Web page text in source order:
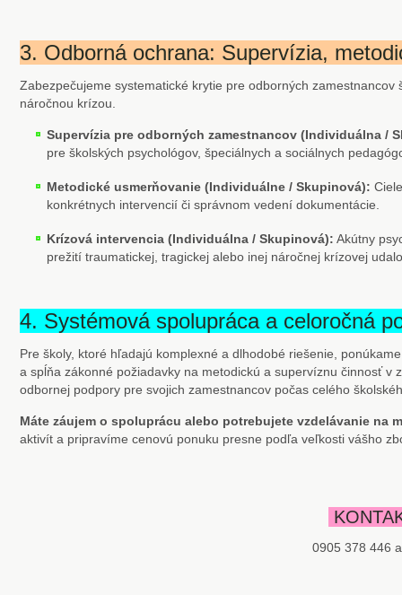
3. Odborná ochrana: Supervízia,
Zabezpečujeme systematické krytie pre odborných
náročnou krízou.
Supervízia pre odborných zamestnancov (Individuálna /
pre školských psychológov, špeciálnych a sociálnych
Metodické usmerňovanie (Individuálne / Skupinová):
konkrétnych intervencií či správnom vedení dokumentácie.
Krízová intervencia (Individuálna / Skupinová): Akútny
prežití traumatickej, tragickej alebo inej náročnej krízovej
4. Systémová spolupráca a celoročná
Pre školy, ktoré hľadajú komplexné a dlhodobé riešenie,
a spĺňa zákonné požiadavky na metodickú a supervíznu činnosť v
odbornej podpory pre svojich zamestnancov počas celého
Máte záujem o spoluprácu alebo potrebujete vzdelávanie na
aktivít a pripravíme cenovú ponuku presne podľa veľkosti vášho
0905 378 446